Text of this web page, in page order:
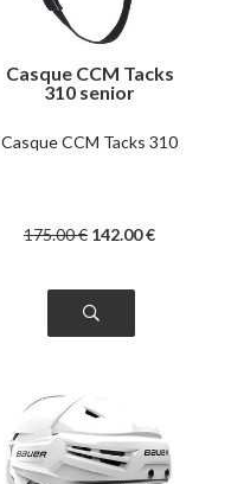
Casque CCM Tacks
310 senior
Casque CCM Tacks 310
175.00€ 142.00€